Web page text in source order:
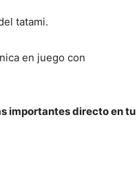
tatami.
en juego con
importantes directo en tu